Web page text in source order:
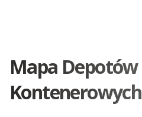
Mapa Depotów
Kontenerowych